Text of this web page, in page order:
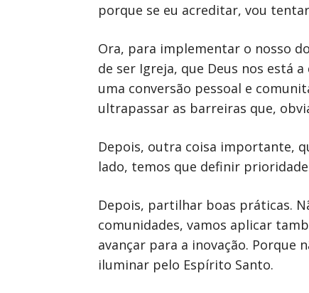
porque se eu acreditar, vou
Ora, para implementar o nosso
de ser Igreja, que Deus nos está
uma conversão pessoal e
ultrapassar as barreiras que,
Depois, outra coisa importante,
lado, temos que definir
Depois, partilhar boas práticas.
comunidades, vamos aplicar
avançar para a inovação. Porque
iluminar pelo Espírito Santo.